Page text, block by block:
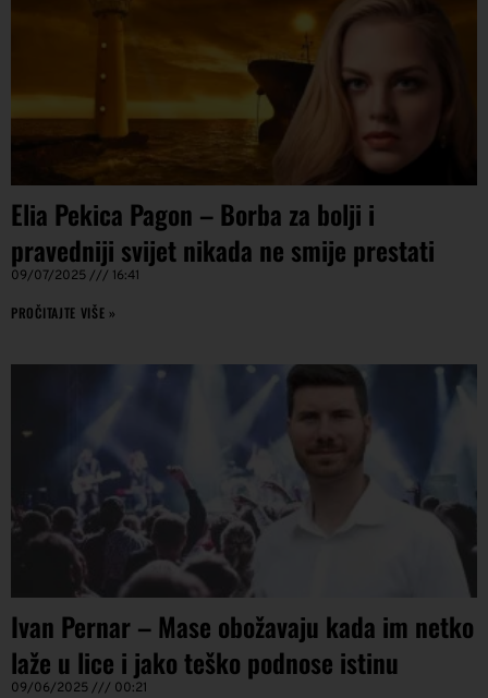
Elia Pekica Pagon – Borba za bolji i
pravedniji svijet nikada ne smije prestati
09/07/2025 16:41
PROČITAJTE VIŠE »
Ivan Pernar – Mase obožavaju kada im netko
laže u lice i jako teško podnose istinu
09/06/2025 00:21